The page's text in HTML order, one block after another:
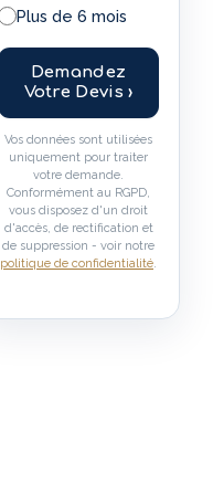
Plus de 6 mois
Demandez
Votre Devis ›
Vos données sont utilisées
uniquement pour traiter
votre demande.
Conformément au RGPD,
vous disposez d'un droit
d'accès, de rectification et
de suppression - voir notre
politique de confidentialité.